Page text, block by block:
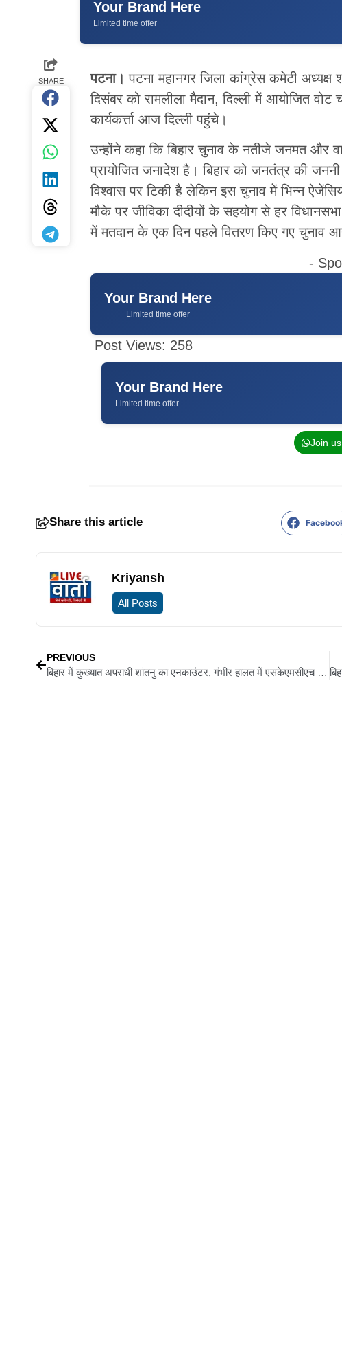
Your Brand Here
Limited time offer
SHARE पटना। पटना महानगर जिला कांग्रेस कमेटी
दिसंबर को रामलीला मैदान, दिल्ली में आयोजित वोट
कार्यकर्त्ता आज दिल्ली पहुंचे।
उन्होंने कहा कि बिहार चुनाव के नतीजे जनमत और
प्रायोजित जनादेश है। बिहार को जनतंत्र की
विश्वास पर टिकी है लेकिन इस चुनाव में भिन्न
मौके पर जीविका दीदीयों के सहयोग से हर
में मतदान के एक दिन पहले वितरण किए गए चुनाव
-
Your Brand Here
Limited time offer
Post Views: 258
Your Brand Here
Limited time offer
Join
Share this article
Kriyansh
All Posts
PREVIOUS
बिहार में कुख्यात अपराधी शांतनु का एनकाउंटर, गंभीर हालत में एसकेएमसीएच रेफर